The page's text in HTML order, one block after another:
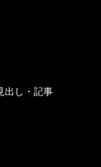
出し・記事